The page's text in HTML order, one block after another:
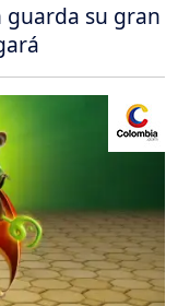
guarda su gran